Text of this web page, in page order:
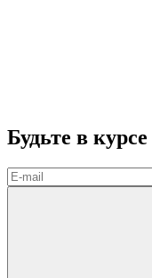
Будьте в курсе